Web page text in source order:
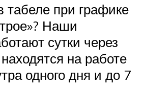
табеле при графике
Наши
сутки через
на работе
одного дня и до 7